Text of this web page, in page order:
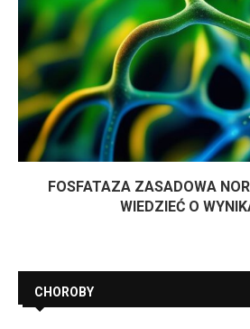
FOSFATAZA ZASADOWA
WIEDZIEĆ O
CHOROBY